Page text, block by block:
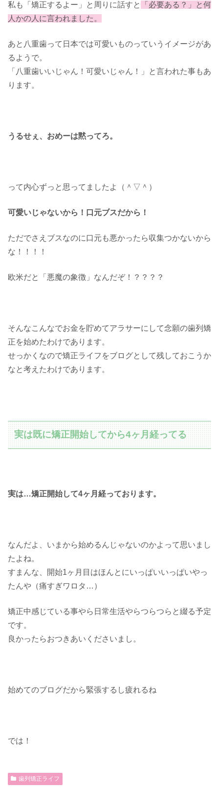
私も「矯正するよー」と周りに話すと
「必要ある？」と何
人かの人に言われました。
あと八重歯って日本では可愛いものっていうイメージがあ
るようで。
「八重歯いいじゃん！可愛いじゃん！」と言われた事もあ
ります。
うるせぇ、おめーは黙ってろ。
って内心ずっと思ってましたよ（＾▽＾）
可愛いじゃないから！口元ブスだから！
ただでさえブスなのに口元も悪かったら収集つかないから
な！！！！
欧米だと「悪魔の象徴」なんだぞ！？？？？
そんなこんなでお金を貯めてアラサーにして念願の歯列矯
正を始めたわけであります。
せっかくなので矯正ライフをブログとして残しておこうか
なと考えたわけであります。
実は既に矯正開始してから4ヶ月経ってる
実は…矯正開始して4ヶ月経っております。
なんだよ、いまから始めるんじゃないのかよって思いまし
たよね。
すまんな、開始1ヶ月目はほんとにいっぱいいっぱいやっ
たんや（痛すぎワロタ…）
矯正中感じている事やら日常生活やらつらつらと綴る予定
です。
良かったらおつきあいくださいまし。
始めてのブログだから緊張するし疲れるね
では！
歯列矯正ライフ